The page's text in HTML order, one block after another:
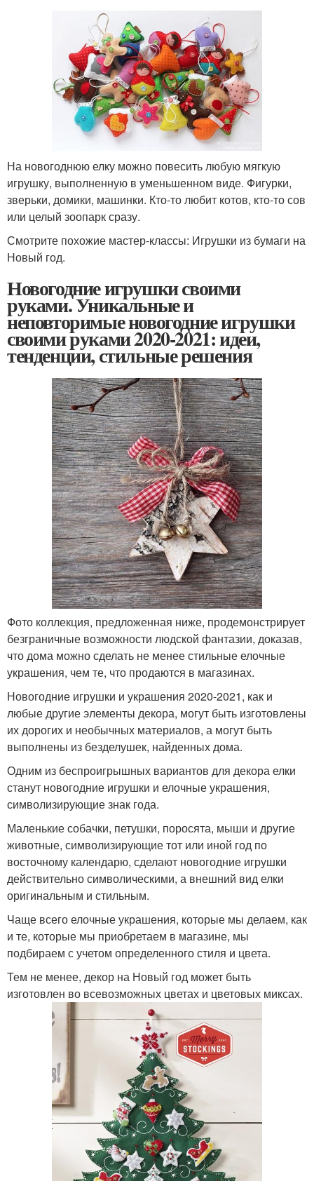
На новогоднюю елку можно повесить любую мягкую
игрушку, выполненную в уменьшенном виде. Фигурки,
зверьки, домики, машинки. Кто-то любит котов, кто-то сов
или целый зоопарк сразу.
Смотрите похожие мастер-классы: Игрушки из бумаги на
Новый год.
Новогодние игрушки своими
руками. Уникальные и
неповторимые новогодние игрушки
своими руками 2020-2021: идеи,
тенденции, стильные решения
Фото коллекция, предложенная ниже, продемонстрирует
безграничные возможности людской фантазии, доказав,
что дома можно сделать не менее стильные елочные
украшения, чем те, что продаются в магазинах.
Новогодние игрушки и украшения 2020-2021, как и
любые другие элементы декора, могут быть изготовлены
их дорогих и необычных материалов, а могут быть
выполнены из безделушек, найденных дома.
Одним из беспроигрышных вариантов для декора елки
станут новогодние игрушки и елочные украшения,
символизирующие знак года.
Маленькие собачки, петушки, поросята, мыши и другие
животные, символизирующие тот или иной год по
восточному календарю, сделают новогодние игрушки
действительно символическими, а внешний вид елки
оригинальным и стильным.
Чаще всего елочные украшения, которые мы делаем, как
и те, которые мы приобретаем в магазине, мы
подбираем с учетом определенного стиля и цвета.
Тем не менее, декор на Новый год может быть
изготовлен во всевозможных цветах и цветовых миксах.